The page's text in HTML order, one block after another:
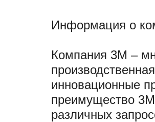
Информация о
Компания 3М –
инновационные
преимущество 3М
различных